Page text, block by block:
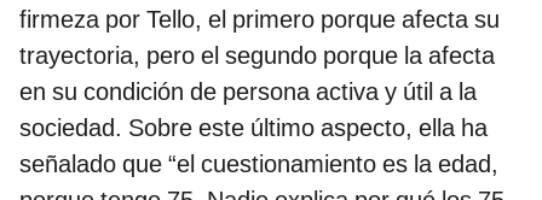
firmeza por Tello, el primero porque afecta su
trayectoria, pero el segundo porque la afecta
en su condición de persona activa y útil a la
sociedad. Sobre este último aspecto, ella ha
señalado que “el cuestionamiento es la edad,